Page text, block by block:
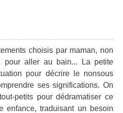
choisis par maman, non
pour aller au bain... La petite
pour décrire le nonsous
ses significations. On
petits pour dédramatiser ce
enfance, traduisant un besoin